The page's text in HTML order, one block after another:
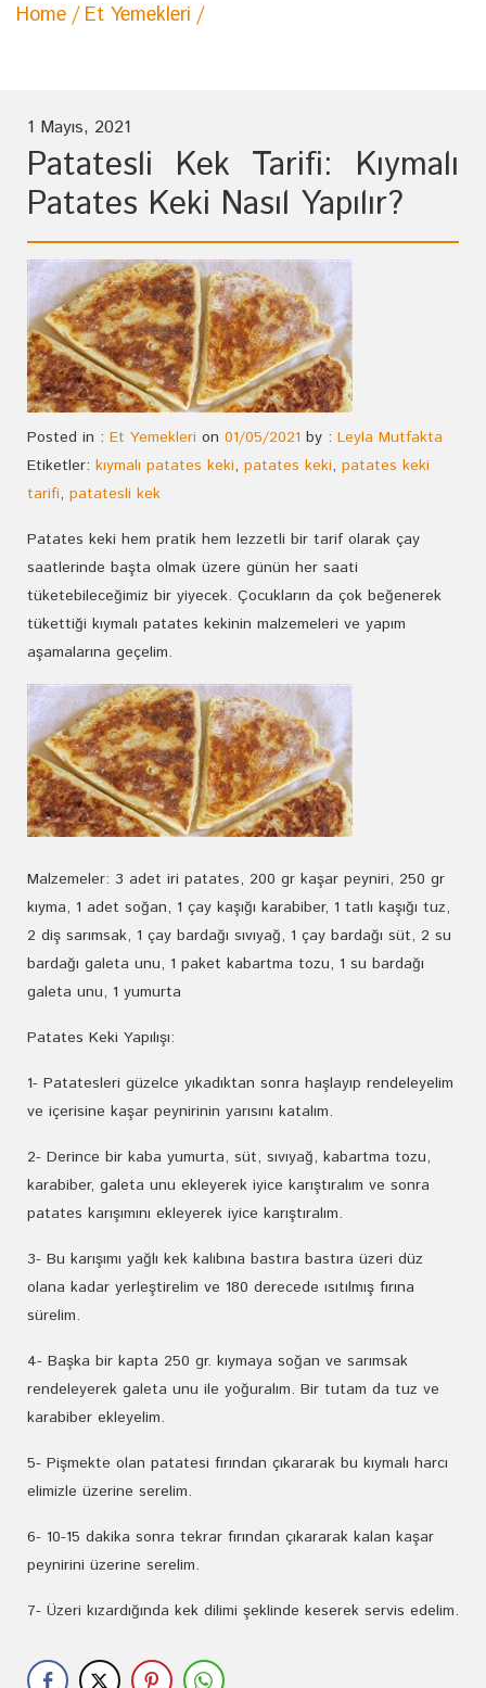
Home Et Yemekleri
1 Mayıs, 2021
Patatesli Kek Tarifi: Kıymalı
Patates Keki Nasıl Yapılır?
Posted in : Et Yemekleri on 01/05/2021 by : Leyla Mutfakta
Etiketler: kıymalı patates keki, patates keki, patates keki
tarifi, patatesli kek
Patates keki hem pratik hem lezzetli bir tarif olarak çay
saatlerinde başta olmak üzere günün her saati
tüketebileceğimiz bir yiyecek. Çocukların da çok beğenerek
tükettiği kıymalı patates kekinin malzemeleri ve yapım
aşamalarına geçelim.
Malzemeler: 3 adet iri patates, 200 gr kaşar peyniri, 250 gr
kıyma, 1 adet soğan, 1 çay kaşığı karabiber, 1 tatlı kaşığı tuz,
2 diş sarımsak, 1 çay bardağı sıvıyağ, 1 çay bardağı süt, 2 su
bardağı galeta unu, 1 paket kabartma tozu, 1 su bardağı
galeta unu, 1 yumurta
Patates Keki Yapılışı:
1- Patatesleri güzelce yıkadıktan sonra haşlayıp rendeleyelim
ve içerisine kaşar peynirinin yarısını katalım.
2- Derince bir kaba yumurta, süt, sıvıyağ, kabartma tozu,
karabiber, galeta unu ekleyerek iyice karıştıralım ve sonra
patates karışımını ekleyerek iyice karıştıralım.
3- Bu karışımı yağlı kek kalıbına bastıra bastıra üzeri düz
olana kadar yerleştirelim ve 180 derecede ısıtılmış fırına
sürelim.
4- Başka bir kapta 250 gr. kıymaya soğan ve sarımsak
rendeleyerek galeta unu ile yoğuralım. Bir tutam da tuz ve
karabiber ekleyelim.
5- Pişmekte olan patatesi fırından çıkararak bu kıymalı harcı
elimizle üzerine serelim.
6- 10-15 dakika sonra tekrar fırından çıkararak kalan kaşar
peynirini üzerine serelim.
7- Üzeri kızardığında kek dilimi şeklinde keserek servis edelim.